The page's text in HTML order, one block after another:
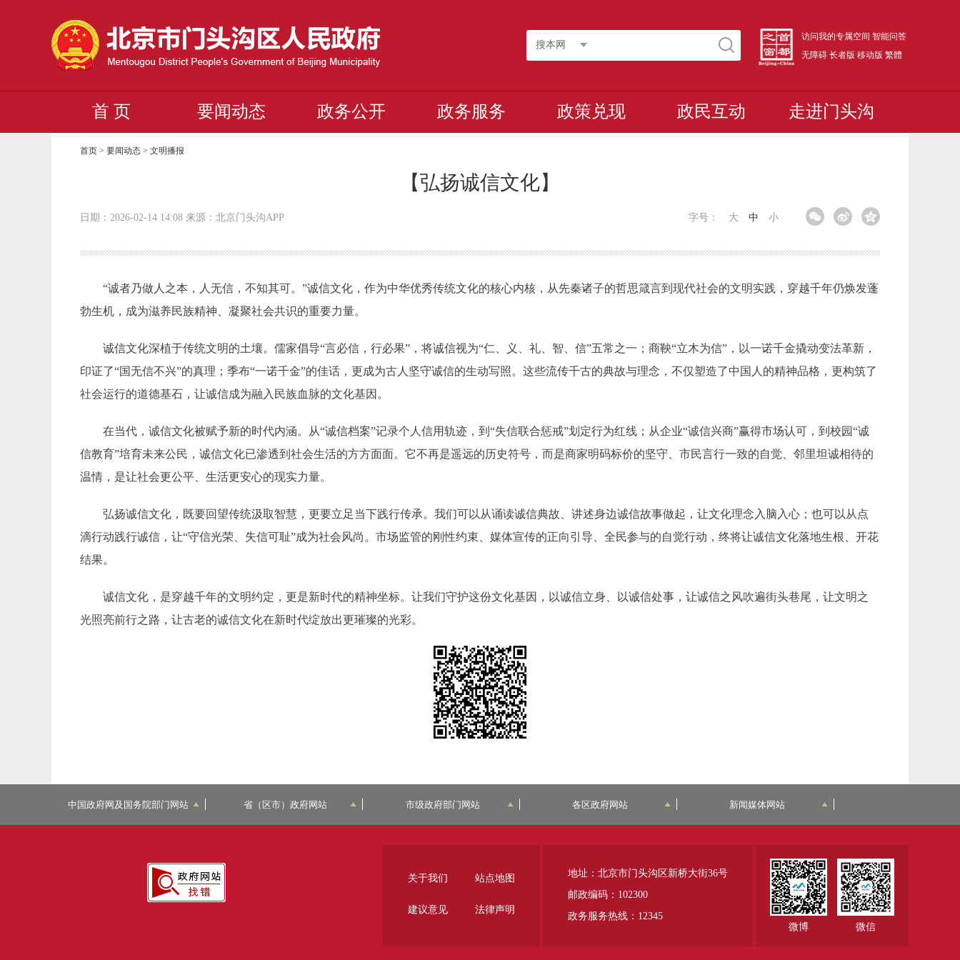
搜本网
访问我的专属空间 智能问答
无障碍 长者版 移动版 繁體
首 页 要闻动态 政务公开 政务服务 政策兑现 政民互动 走进门头沟
首页 >要闻动态 >文明播报
【弘扬诚信文化】
日期：2026-02-14 14:08 来源：北京门头沟APP 字号： 大 中 小
“诚者乃做人之本，人无信，不知其可。”诚信文化，作为中华优秀传统文化的核心内核，从先秦诸子的哲思箴言到现代社会的文明实践，穿越千年仍焕发蓬
勃生机，成为滋养民族精神、凝聚社会共识的重要力量。
诚信文化深植于传统文明的土壤。儒家倡导“言必信，行必果”，将诚信视为“仁、义、礼、智、信”五常之一；商鞅“立木为信”，以一诺千金撬动变法革新，
印证了“国无信不兴”的真理；季布“一诺千金”的佳话，更成为古人坚守诚信的生动写照。这些流传千古的典故与理念，不仅塑造了中国人的精神品格，更构筑了
社会运行的道德基石，让诚信成为融入民族血脉的文化基因。
在当代，诚信文化被赋予新的时代内涵。从“诚信档案”记录个人信用轨迹，到“失信联合惩戒”划定行为红线；从企业“诚信兴商”赢得市场认可，到校园“诚
信教育”培育未来公民，诚信文化已渗透到社会生活的方方面面。它不再是遥远的历史符号，而是商家明码标价的坚守、市民言行一致的自觉、邻里坦诚相待的
温情，是让社会更公平、生活更安心的现实力量。
弘扬诚信文化，既要回望传统汲取智慧，更要立足当下践行传承。我们可以从诵读诚信典故、讲述身边诚信故事做起，让文化理念入脑入心；也可以从点
滴行动践行诚信，让“守信光荣、失信可耻”成为社会风尚。市场监管的刚性约束、媒体宣传的正向引导、全民参与的自觉行动，终将让诚信文化落地生根、开花
结果。
诚信文化，是穿越千年的文明约定，更是新时代的精神坐标。让我们守护这份文化基因，以诚信立身、以诚信处事，让诚信之风吹遍街头巷尾，让文明之
光照亮前行之路，让古老的诚信文化在新时代绽放出更璀璨的光彩。
中国政府网及国务院部门网站 省（区市）政府网站 市级政府部门网站 各区政府网站 新闻媒体网站
微博 微信
地址：北京市门头沟区新桥大街36号
邮政编码：102300
政务服务热线：12345
关于我们 站点地图
建议意见 法律声明